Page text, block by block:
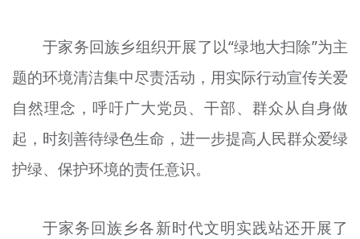
于家务回族乡组织开展了以“绿地大扫除”为主
题的环境清洁集中尽责活动，用实际行动宣传关爱
自然理念，呼吁广大党员、干部、群众从自身做
起，时刻善待绿色生命，进一步提高人民群众爱绿
护绿、保护环境的责任意识。
于家务回族乡各新时代文明实践站还开展了